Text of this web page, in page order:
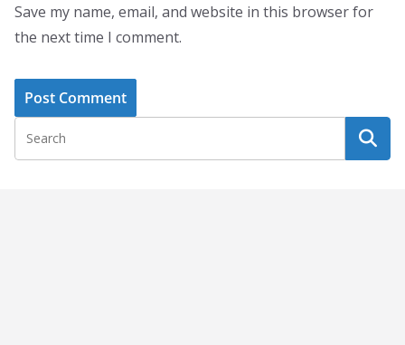
Save my name, email, and website in this browser for
the next time I comment.